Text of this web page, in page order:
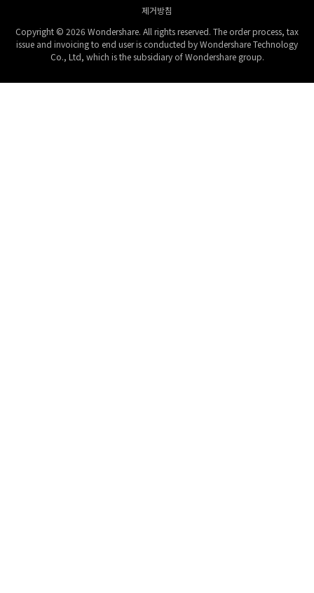
제거방침
Copyright © 2026 Wondershare. All rights reserved. The order process, tax
issue and invoicing to end user is conducted by Wondershare Technology
Co., Ltd, which is the subsidiary of Wondershare group.